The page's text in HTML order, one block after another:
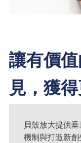
讓有價
見，獲
貝殼放大提供
機制與打造新